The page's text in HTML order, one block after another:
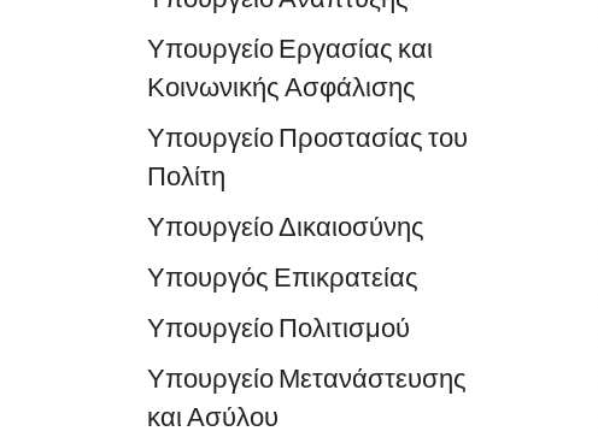
Υπουργείο Εργασίας και
Κοινωνικής Ασφάλισης
Υπουργείο Προστασίας του
Πολίτη
Υπουργείο Δικαιοσύνης
Υπουργός Επικρατείας
Υπουργείο Πολιτισμού
Υπουργείο Μετανάστευσης
και Ασύλου